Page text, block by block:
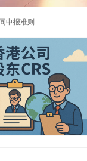
申报准则